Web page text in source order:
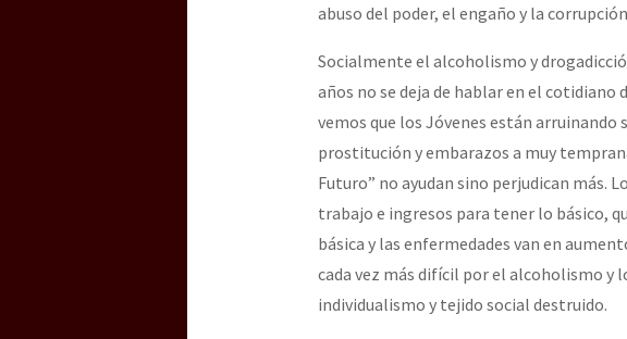
abuso del poder, el engaño y la
Socialmente el alcoholismo y
años no se deja de hablar en el cotidiano
vemos que los Jóvenes están arruinando
prostitución y embarazos a muy
Futuro” no ayudan sino perjudican más.
trabajo e ingresos para tener lo básico,
básica y las enfermedades van en
cada vez más difícil por el alcoholismo y
individualismo y tejido social destruido.